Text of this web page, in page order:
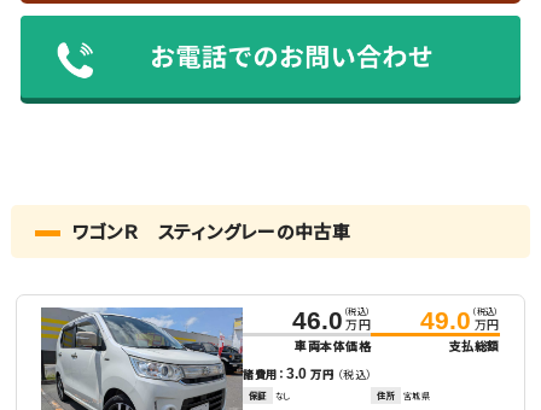
ワゴンＲ スティングレーの中古車
46.0 （税込）
万円
車両本体価格
49.0 （税込）
万円
支払総額
諸費用：3.0万円 （税込）
保証 なし 住所 宮城県